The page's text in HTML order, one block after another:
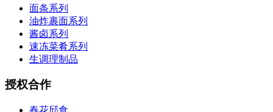
面条系列
油炸裹面系列
酱卤系列
速冻菜肴系列
生调理制品
授权合作